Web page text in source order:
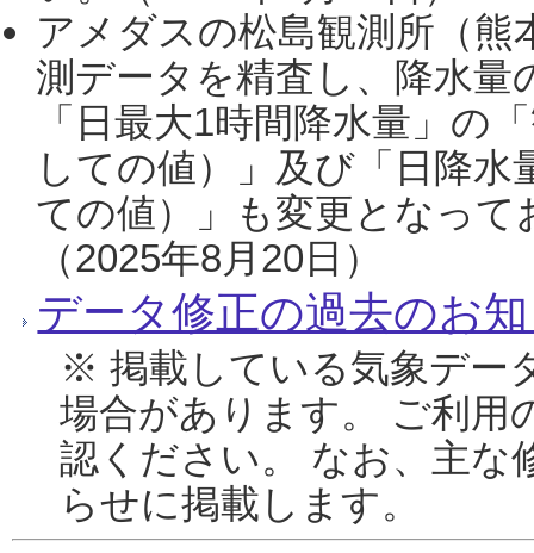
アメダスの松島観測所（熊
測データを精査し、降水
「日最大1時間降水量」の
しての値）」及び「日降
ての値）」も変更となっ
（2025年8月20日）
データ修正の過去のお
※ 掲載している気象デー
場合があります。 ご利用
認ください。 なお、主な
らせに掲載します。